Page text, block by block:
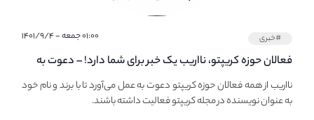
#خبری ۰۱:۰۰ جمعه - ۱۴۰۱/۹/۴
فعالان حوزه کریپتو، نااریب یک خبر برای شما دارد! – دعوت به
فعالیت در مجله کریپتو
نااریب از همه فعالان حوزه کریپتو دعوت به عمل می‌آورد تا با برند و نام خود
به عنوان نویسنده در مجله کریپتو فعالیت داشته باشند.